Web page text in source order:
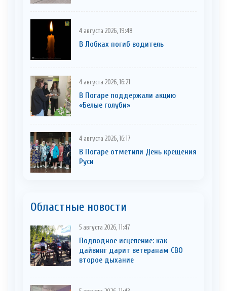
4 августа 2026, 19:48
В Лобках погиб водитель
4 августа 2026, 16:21
В Погаре поддержали акцию
«Белые голуби»
4 августа 2026, 16:17
В Погаре отметили День крещения
Руси
Областные новости
5 августа 2026, 11:47
Подводное исцеление: как
дайвинг дарит ветеранам СВО
второе дыхание